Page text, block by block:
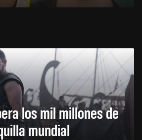
los mil millones de
mundial